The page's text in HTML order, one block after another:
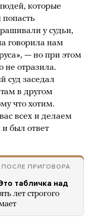
которые
у судьи,
говорила нам
— но при этом
не отразила.
суд заседал
в другом
что хотим.
всех и делаем
и был ответ
ПРИГОВОРА
табличка над
лет строгого